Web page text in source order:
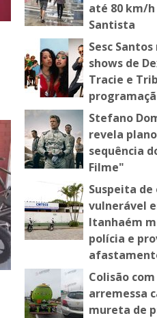
até 80 km/h
Santista
Sesc
shows de
Tracie e
Stefano
revela
sequência
Filme"
Suspeita
vulnerável
Itanhaém
polícia e
Colisão
arremessa
mureta de